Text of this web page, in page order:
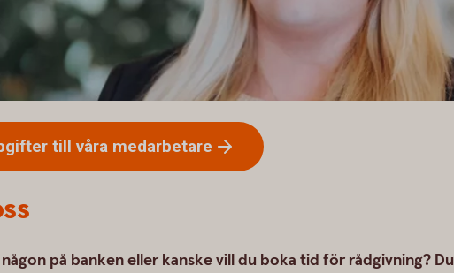
på banken eller kanske vill du boka tid för rådgivning? Du
till våra medarbetare